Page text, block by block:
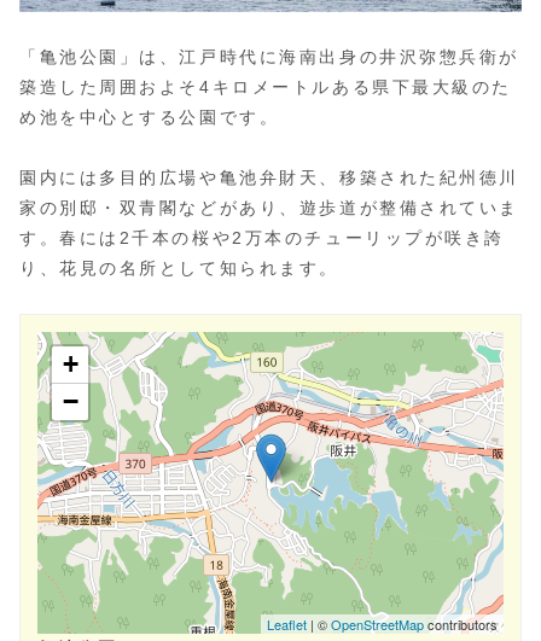
「亀池公園」は、江戸時代に海南出身の井沢弥惣兵衛が
築造した周囲およそ4キロメートルある県下最大級のた
め池を中心とする公園です。
園内には多目的広場や亀池弁財天、移築された紀州徳川
家の別邸・双青閣などがあり、遊歩道が整備されていま
す。春には2千本の桜や2万本のチューリップが咲き誇
り、花見の名所として知られます。